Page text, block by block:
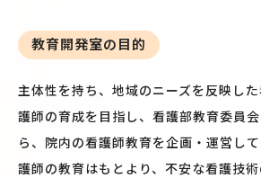
教育開発室の目的
主体性を持ち、地域のニーズを反映し
護師の育成を目指し、看護部教育委員
ら、院内の看護師教育を企画・運営し
護師の教育はもとより、不安な看護技